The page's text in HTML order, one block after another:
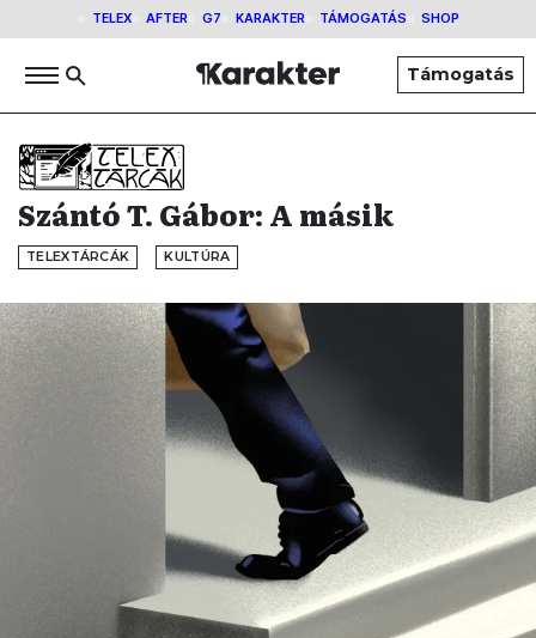
TELEX AFTER G7 KARAKTER TÁMOGATÁS SHOP
Támogatás
Szántó T. Gábor: A másik
TELEXTÁRCÁK KULTÚRA